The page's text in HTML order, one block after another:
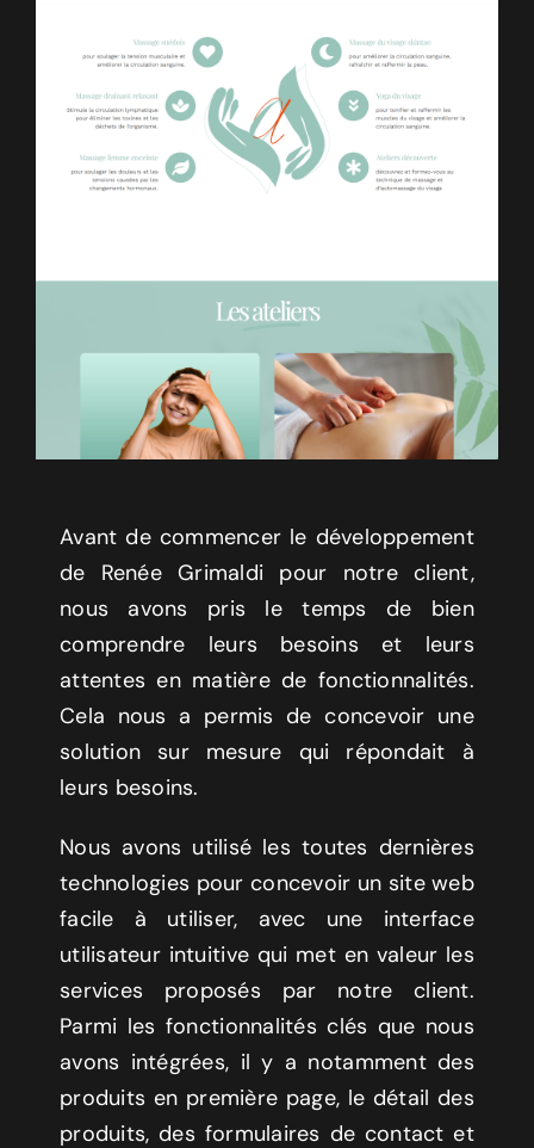
Avant de commencer le développement
de Renée Grimaldi pour notre client,
nous avons pris le temps de bien
comprendre leurs besoins et leurs
attentes en matière de fonctionnalités.
Cela nous a permis de concevoir une
solution sur mesure qui répondait à
leurs besoins.
Nous avons utilisé les toutes dernières
technologies pour concevoir un site web
facile à utiliser, avec une interface
utilisateur intuitive qui met en valeur les
services proposés par notre client.
Parmi les fonctionnalités clés que nous
avons intégrées, il y a notamment des
produits en première page, le détail des
produits, des formulaires de contact et